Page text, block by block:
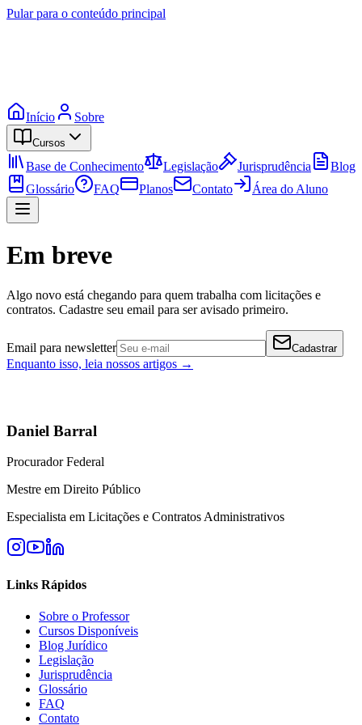
Pular para o conteúdo principal
Início Sobre
Cursos
Base de Conhecimento Legislação Jurisprudência
Blog
Glossário
FAQ Planos Contato Área do Aluno
Em breve
Algo novo está chegando para quem trabalha com licitações e
contratos. Cadastre seu email para ser avisado primeiro.
Email para newsletter Cadastrar
Enquanto isso, leia nossos artigos →
Daniel Barral
Procurador Federal
Mestre em Direito Público
Especialista em Licitações e Contratos Administrativos
Links Rápidos
Sobre o Professor
Cursos Disponíveis
Blog Jurídico
Legislação
Jurisprudência
Glossário
FAQ
Contato